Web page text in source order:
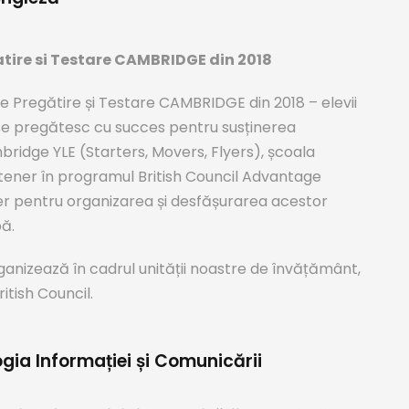
si Testare CAMBRIDGE din 2018
Pregătire și Testare CAMBRIDGE din 2018 – elevii
pregătesc cu succes pentru susținerea
YLE (Starters, Movers, Flyers), școala
în programul British Council Advantage
pentru organizarea și desfășurarea acestor
în cadrul unității noastre de învățământ,
Council.
Informației și Comunicării